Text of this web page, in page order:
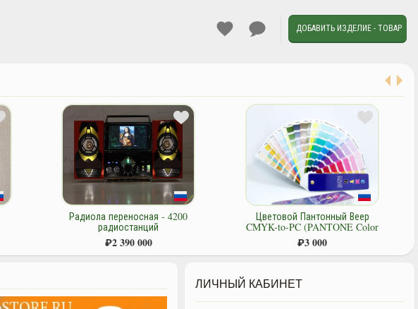
ДОБАВИТЬ ИЗДЕЛИЕ - ТОВАР
Радиола переносная - 4200
радиостанций
₽2 390 000
Цветовой Пантонный Веер
CMYK-to-PC (PANTONE Color
Bridge)
₽3 000
ЛИЧНЫЙ КАБИНЕТ